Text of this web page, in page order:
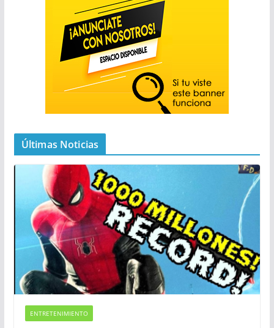
Últimas Noticias
ENTRETENIMIENTO